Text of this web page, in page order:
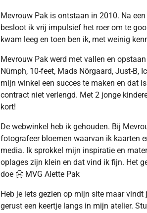
Mevrouw Pak is ontstaan in 2010. Na
besloot ik vrij impulsief het roer om te
kwam leeg en toen ben ik, met weinig
Mevrouw Pak werd met vallen en
Nümph, 10-feet, Mads Nörgaard, Just-B,
mijn winkel een succes te maken en dat
contract niet verlengd. Met 2 jonge
kort!
De webwinkel heb ik gehouden. Bij
fotografeer bloemen waarvan ik kaarten
media. Ik sprokkel mijn inspiratie en
oplages zijn klein en dat vind ik fijn. Het
doe 🤗 MVG Alette Pak
Heb je iets gezien op mijn site maar
gerust een keertje langs in mijn atelier.